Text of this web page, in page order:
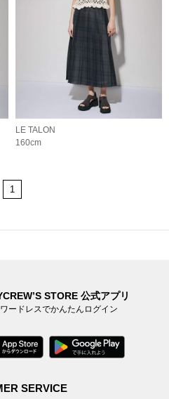
LE TALON
160cm
1
STORE 公式アプリ
ードレスでかんたんログイン
SERVICE